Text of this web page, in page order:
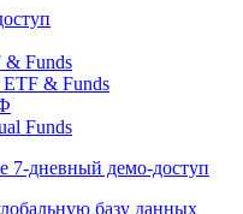
7-дневный
базу данных
Funds
& Funds
Funds